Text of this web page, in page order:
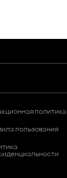
политика
пользования